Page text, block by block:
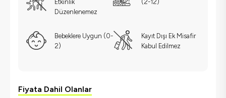
Etkinlik
Düzenlenemez
(2-12)
Bebeklere Uygun (0-
2)
Kayıt Dışı Ek Misafir
Kabul Edilmez
Fiyata Dahil Olanlar